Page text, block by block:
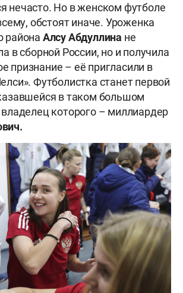
нечасто. Но в женском футболе
обстоят иначе. Уроженка
района Алсу Абдуллина не
в сборной России, но и получила
признание – её пригласили в
Футболистка станет первой
в таком большом
которого – миллиардер